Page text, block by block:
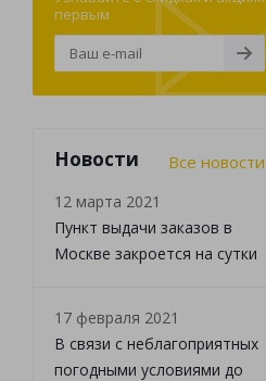
первым
Новости Все новости
12 марта 2021
Пункт выдачи заказов в
Москве закроется на сутки
17 февраля 2021
В связи с неблагоприятных
погодными условиями до